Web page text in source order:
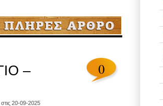
–
0
στις 20-09-2025